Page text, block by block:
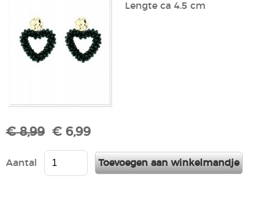
Lengte ca 4.5 cm
€ 8,99 € 6,99
Aantal